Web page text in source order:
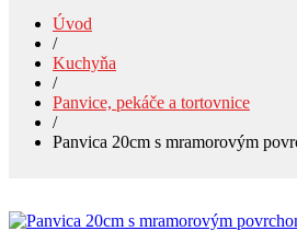
Úvod
/
Kuchyňa
/
Panvice, pekáče a tortovnice
/
Panvica 20cm s mramorovým